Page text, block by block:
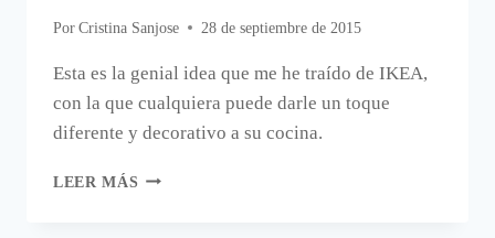
Por Cristina Sanjose 28 de septiembre de 2015
Esta es la genial idea que me he traído de IKEA,
con la que cualquiera puede darle un toque
diferente y decorativo a su cocina.
LEER MÁS UNA